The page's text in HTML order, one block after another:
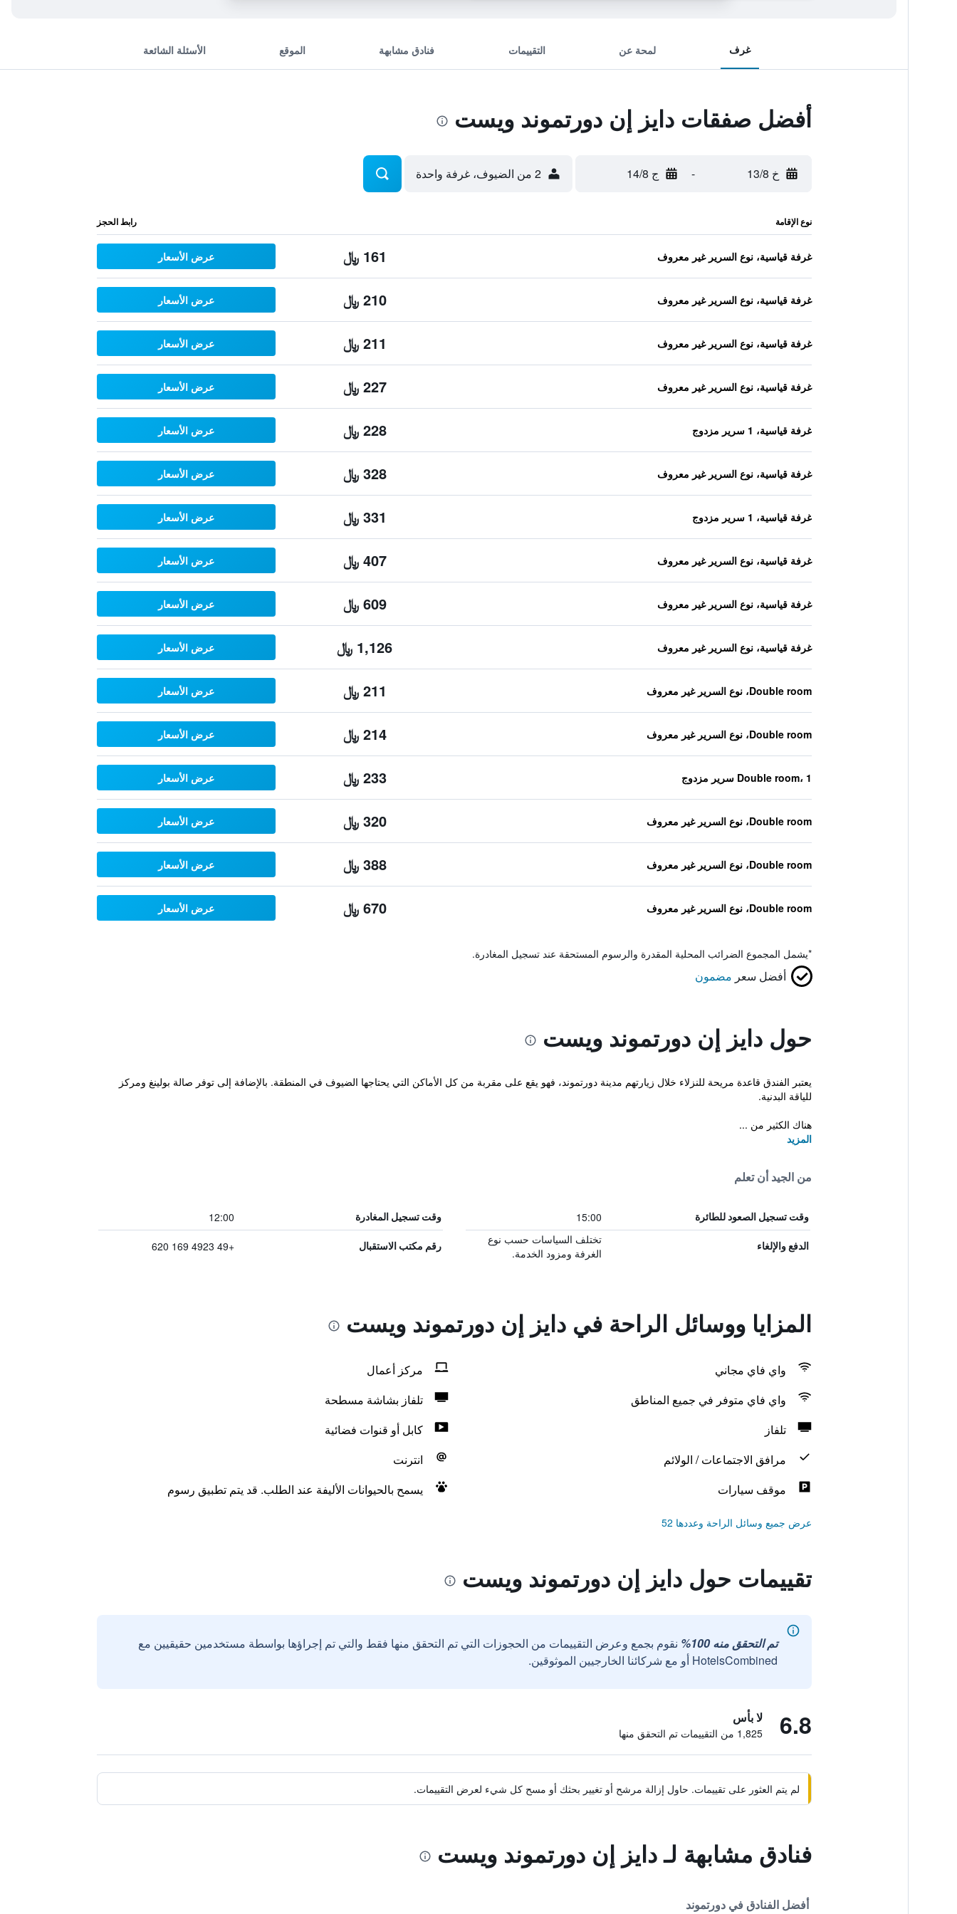
غرف لمحة عن التقييمات فنادق مشابهة الموقع الأسئلة الشائعة
أفضل صفقات دايز إن دورتموند ويست
خ 13/8 - ج 14/8 2 من الضيوف، غرفة واحدة
نوع الإقامة رابط الحجز
غرفة قياسية، نوع السرير غير معروف 161 ﷼ عرض الأسعار
غرفة قياسية، نوع السرير غير معروف 210 ﷼ عرض الأسعار
غرفة قياسية، نوع السرير غير معروف 211 ﷼ عرض الأسعار
غرفة قياسية، نوع السرير غير معروف 227 ﷼ عرض الأسعار
غرفة قياسية، 1 سرير مزدوج 228 ﷼ عرض الأسعار
غرفة قياسية، نوع السرير غير معروف 328 ﷼ عرض الأسعار
غرفة قياسية، 1 سرير مزدوج 331 ﷼ عرض الأسعار
غرفة قياسية، نوع السرير غير معروف 407 ﷼ عرض الأسعار
غرفة قياسية، نوع السرير غير معروف 609 ﷼ عرض الأسعار
غرفة قياسية، نوع السرير غير معروف 1,126 ﷼ عرض الأسعار
Double room، نوع السرير غير معروف 211 ﷼ عرض الأسعار
Double room، نوع السرير غير معروف 214 ﷼ عرض الأسعار
Double room، 1 سرير مزدوج 233 ﷼ عرض الأسعار
Double room، نوع السرير غير معروف 320 ﷼ عرض الأسعار
Double room، نوع السرير غير معروف 388 ﷼ عرض الأسعار
Double room، نوع السرير غير معروف 670 ﷼ عرض الأسعار
*يشمل المجموع الضرائب المحلية المقدرة والرسوم المستحقة عند تسجيل المغادرة.
أفضل سعر مضمون
حول دايز إن دورتموند ويست
يعتبر الفندق قاعدة مريحة للنزلاء خلال زيارتهم مدينة دورتموند، فهو يقع على مقربة من كل الأماكن التي يحتاجها الضيوف في المنطقة. بالإضافة إلى توفر صالة بولينغ ومركز
للياقة البدنية.
هناك الكثير من ...
المزيد
من الجيد أن تعلم
وقت تسجيل الصعود للطائرة 15:00 وقت تسجيل المغادرة 12:00
الدفع والإلغاء
تختلف السياسات حسب نوع
الغرفة ومزود الخدمة.
رقم مكتب الاستقبال +49 4923 169 620
المزايا ووسائل الراحة في دايز إن دورتموند ويست
واي فاي مجاني
مركز أعمال
واي فاي متوفر في جميع المناطق
تلفاز بشاشة مسطحة
تلفاز
كابل أو قنوات فضائية
مرافق الاجتماعات / الولائم
انترنت
موقف سيارات
يسمح بالحيوانات الأليفة عند الطلب. قد يتم تطبيق رسوم
عرض جميع وسائل الراحة وعددها 52
تقييمات حول دايز إن دورتموند ويست
تم التحقق منه 100%
نقوم بجمع وعرض التقييمات من الحجوزات التي تم التحقق منها فقط والتي تم إجراؤها بواسطة مستخدمين حقيقيين مع
HotelsCombined أو مع شركائنا الخارجيين الموثوقين.
6.8 لا بأس
1,825 من التقييمات تم التحقق منها
لم يتم العثور على تقييمات. حاول إزالة مرشح أو تغيير بحثك أو مسح كل شيء لعرض التقييمات.
فنادق مشابهة لـ دايز إن دورتموند ويست
أفضل الفنادق في دورتموند